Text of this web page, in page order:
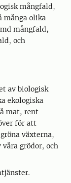
mångfald,
många olika
mångfald,
och
av biologisk
ekologiska
mat, rent
för att
växterna,
grödor, och